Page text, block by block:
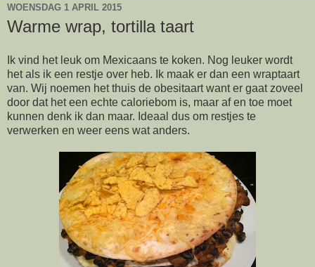
WOENSDAG 1 APRIL 2015
Warme wrap, tortilla taart
Ik vind het leuk om Mexicaans te koken. Nog leuker wordt
het als ik een restje over heb. Ik maak er dan een wraptaart
van. Wij noemen het thuis de obesitaart want er gaat zoveel
door dat het een echte caloriebom is, maar af en toe moet
kunnen denk ik dan maar. Ideaal dus om restjes te
verwerken en weer eens wat anders.